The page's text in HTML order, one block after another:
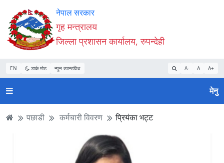
Accessibility
Mode
सुरु
गर्नुहोस्
सामाग्री
पढ्नुहाेस्
नेभिगेसन
पढ्नुहाेस्
वेबसाइट
खोजमा
जानुहोस्
नेपाल सरकार
गृह मन्त्रालय
जिल्ला प्रशासन कार्यालय, रुपन्देही
EN डार्क मोड न्यून व्यान्डविथ A- A A+
मेनु
पछाडी कर्मचारी विवरण प्रि‌यंका भट्ट